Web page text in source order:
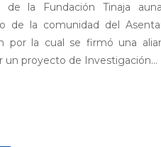
de la Fundación Tinaja
de la comunidad del
por la cual se firmó una
un proyecto de Investigación...